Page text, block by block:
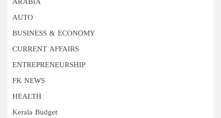
ARABIA
AUTO
BUSINESS & ECONOMY
CURRENT AFFAIRS
ENTREPRENEURSHIP
FK NEWS
HEALTH
Kerala Budget